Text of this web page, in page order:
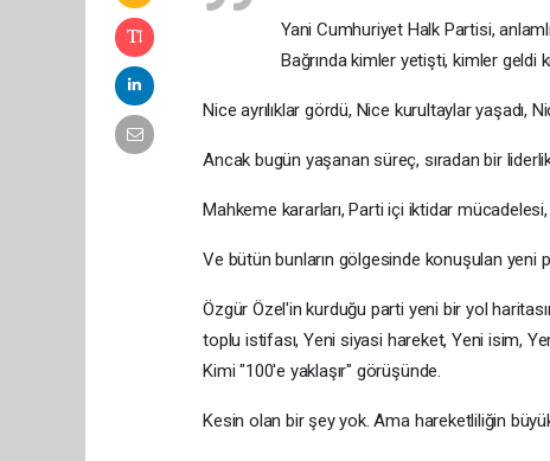
Yani Cumhuriyet Halk Partisi,
Bağrında kimler yetişti, kimler geldi
Nice ayrılıklar gördü, Nice kurultaylar yaşadı,
Ancak bugün yaşanan süreç, sıradan bir
Mahkeme kararları, Parti içi iktidar mücadelesi,
Ve bütün bunların gölgesinde konuşulan yeni
Özgür Özel'in kurduğu parti yeni bir yol
toplu istifası, Yeni siyasi hareket, Yeni isim,
Kimi "100'e yaklaşır" görüşünde.
Kesin olan bir şey yok. Ama hareketliliğin